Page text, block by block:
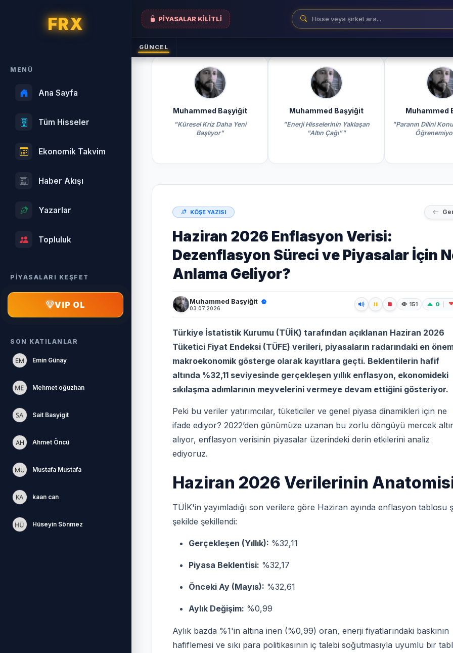
PİYASALAR KİLİTLİ
GÜNCEL
FRX
MENÜ
Ana Sayfa
Tüm Hisseler
Ekonomik Takvim
Haber Akışı
Yazarlar
Topluluk
PİYASALARI KEŞFET
VIP OL
SON KATILANLAR
Emin Günay
Mehmet oğuzhan
Sait Basyigit
Ahmet Öncü
Mustafa Mustafa
kaan can
Hüseyin Sönmez
Muhammed Başyiğit
"Küresel Kriz Daha Yeni
Başlıyor"
Muhammed Başyiğit
"Enerji Hisselerinin Yaklaşan
"Altın Çağı""
Muhammed
"Paranın Dilini
KÖŞE YAZISI
Haziran 2026 Enflasyon Verisi:
Dezenflasyon Süreci ve Piyasalar İçin
Anlama Geliyor?
Muhammed Başyiğit
03.07.2026
151 0
Türkiye İstatistik Kurumu (TÜİK) tarafından açıklanan Haziran 2026
Tüketici Fiyat Endeksi (TÜFE) verileri, piyasaların radarındaki en
makroekonomik gösterge olarak kayıtlara geçti. Beklentilerin hafif
altında %32,11 seviyesinde gerçekleşen yıllık enflasyon, ekonomideki
sıkılaşma adımlarının meyvelerini vermeye devam ettiğini gösteriyor.
Peki bu veriler yatırımcılar, tüketiciler ve genel piyasa dinamikleri için ne
ifade ediyor? 2022’den günümüze uzanan bu zorlu döngüyü mercek
alıyor, enflasyon verisinin piyasalar üzerindeki derin etkilerini analiz
ediyoruz.
Haziran 2026 Verilerinin
TÜİK'in yayımladığı son verilere göre Haziran ayında enflasyon tablosu
şekilde şekillendi:
Gerçekleşen (Yıllık): %32,11
Piyasa Beklentisi: %32,17
Önceki Ay (Mayıs): %32,61
Aylık Değişim: %0,99
Aylık bazda %1'in altına inen (%0,99) oran, enerji fiyatlarındaki baskının
hafiflemesi ve sıkı para politikasının iç talebi soğutmasıyla uyumlu bir